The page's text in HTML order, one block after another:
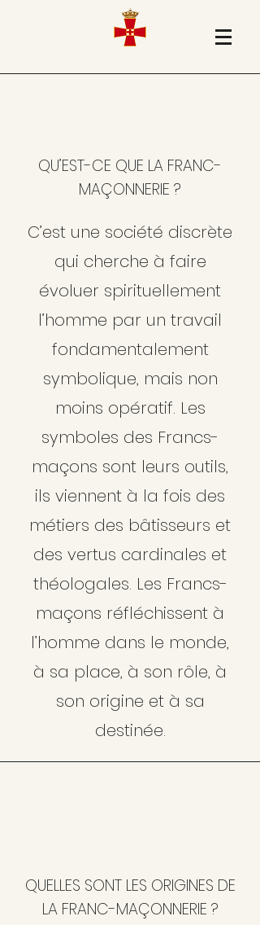
QU’EST-CE QUE LA FRANC-
MAÇONNERIE ?
C’est une société discrète
qui cherche à faire
évoluer spirituellement
l’homme par un travail
fondamentalement
symbolique, mais non
moins opératif. Les
symboles des Francs-
maçons sont leurs outils,
ils viennent à la fois des
métiers des bâtisseurs et
des vertus cardinales et
théologales. Les Francs-
maçons réfléchissent à
l’homme dans le monde,
à sa place, à son rôle, à
son origine et à sa
destinée.
QUELLES SONT LES ORIGINES DE
LA FRANC-MAÇONNERIE ?